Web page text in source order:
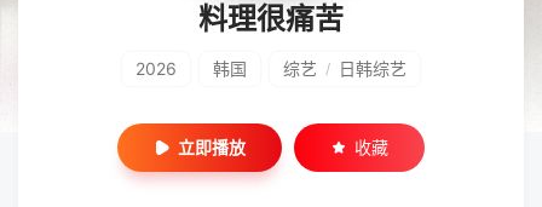
料理很痛苦
2026 韩国 综艺 / 日韩综艺
立即播放 收藏